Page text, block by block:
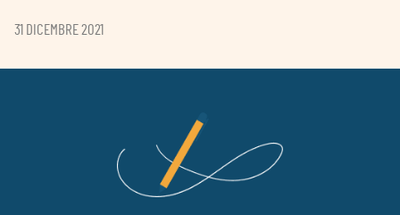
31 DICEMBRE 2021